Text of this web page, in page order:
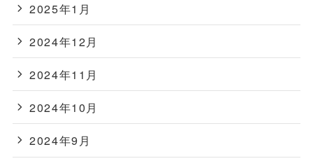
2025年1月
2024年12月
2024年11月
2024年10月
2024年9月